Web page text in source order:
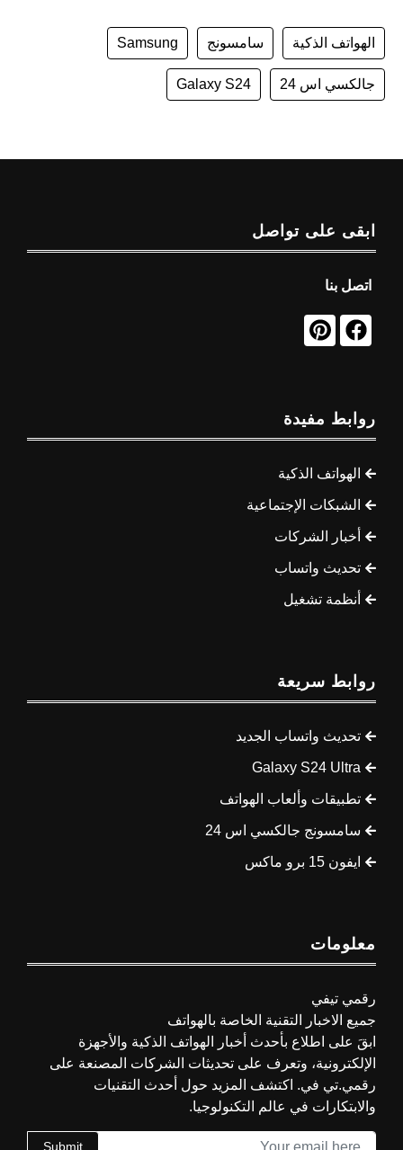
الهواتف الذكية سامسونج Samsung
جالكسي اس 24 Galaxy S24
ابقى على تواصل
اتصل بنا
روابط مفيدة
الهواتف الذكية
الشبكات الإجتماعية
أخبار الشركات
تحديث واتساب
أنظمة تشغيل
روابط سريعة
تحديث واتساب الجديد
Galaxy S24 Ultra
تطبيقات وألعاب الهواتف
سامسونج جالكسي اس 24
ايفون 15 برو ماكس
معلومات
رقمي تيفي
جميع الاخبار التقنية الخاصة بالهواتف
ابقَ على اطلاع بأحدث أخبار الهواتف الذكية والأجهزة
الإلكترونية، وتعرف على تحديثات الشركات المصنعة على
رقمي.تي في. اكتشف المزيد حول أحدث التقنيات
والابتكارات في عالم التكنولوجيا.
Submit